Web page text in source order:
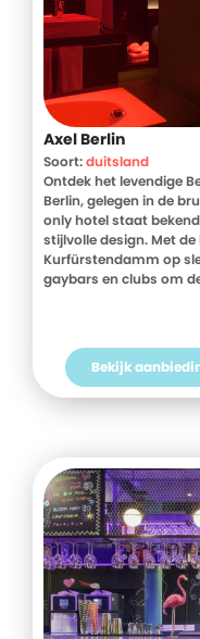
Axel Berlin
Soort:duitsland
Ontdek het levendige
Berlin, gelegen in de
only hotel staat
stijlvolle design. Met
Kurfürstendamm op
gaybars en clubs om
comfortabele bedden,
Begin je dag met een
sluit af met een
panoramisch uitzicht
wellnessruimte met
Bekijk